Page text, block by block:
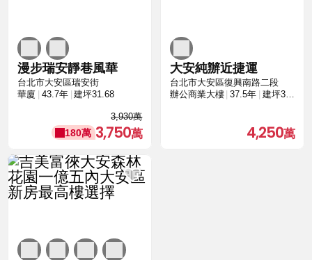
漫步瑞安靜巷風華
台北市大安區瑞安街
華廈
43.7年 建坪31.68
3,930萬
180萬 3,750
大安純辦近捷運
台北市大安區復興南路二段
辦公商業大樓
37.5年 建坪36.96
4,250